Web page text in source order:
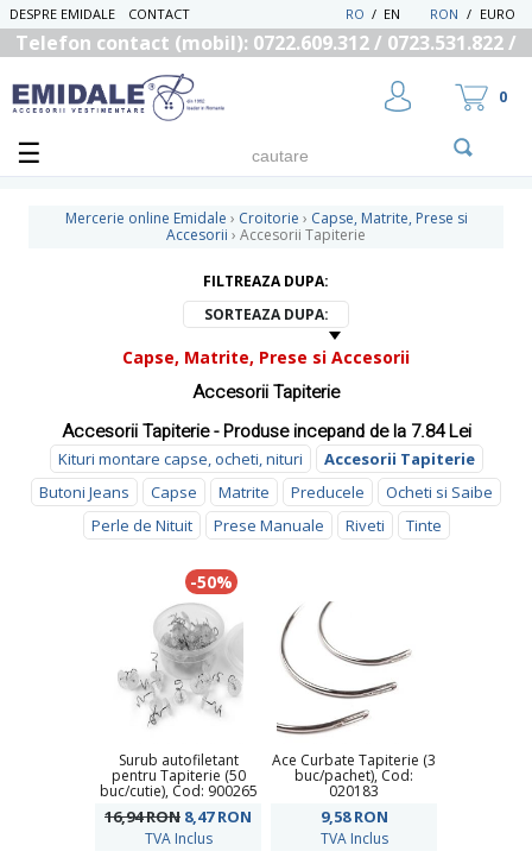
DESPRE EMIDALE CONTACT RON / EURO
EN
/
RO
Telefon contact (mobil): 0722.609.312 / 0723.531.822 /
RECUPEREAZA PAROLA
0
Mercerie online Emidale › Croitorie › Capse, Matrite, Prese si
Accesorii › Accesorii Tapiterie
FILTREAZA DUPA:
SORTEAZA DUPA:
Capse, Matrite, Prese si Accesorii
Accesorii Tapiterie
Accesorii Tapiterie - Produse incepand de la 7.84 Lei
Kituri montare capse, ocheti, nituri
Accesorii Tapiterie
Butoni Jeans
Capse Matrite Preducele
Ocheti si Saibe
Perle de Nituit
Prese Manuale Riveti Tinte
-50%
Surub autofiletant
pentru Tapiterie (50
buc/cutie), Cod: 900265
16,94 RON 8,47RON
TVA Inclus
Ace Curbate Tapiterie (3
buc/pachet), Cod:
020183
9,58RON
TVA Inclus